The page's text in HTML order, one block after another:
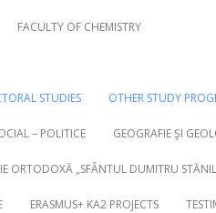
FACULTY OF CHEMISTRY
STUDIES OTHER STUDY
– POLITICE GEOGRAFIE ŞI
ORTODOXĂ „SFÂNTUL DUMITRU
ERASMUS+ KA2 PROJECTS